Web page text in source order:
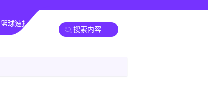
篮球速报 全球联赛